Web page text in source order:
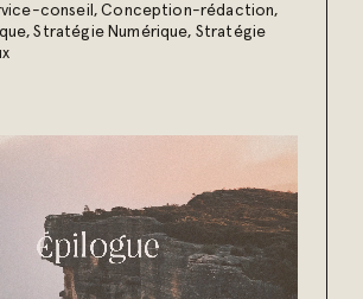
conseil ,Conception-rédaction,
,Stratégie Numérique, Stratégie